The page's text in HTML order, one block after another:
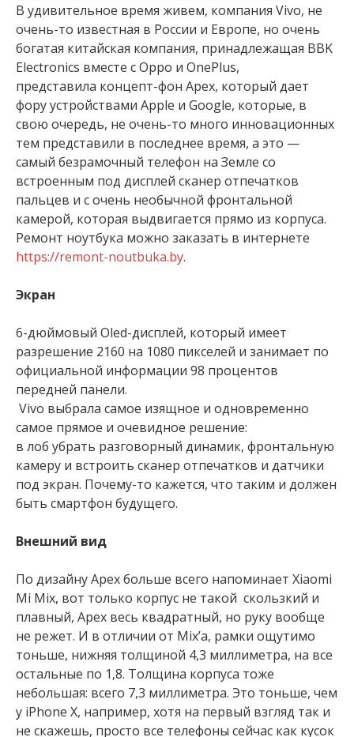
В удивительное время живем, компания Vivo, не
очень-то известная в России и Европе, но очень
богатая китайская компания, принадлежащая BBK
Electronics вместе с Oppo и OnePlus,
представила концепт-фон Apex, который дает
фору устройствами Apple и Google, которые, в
свою очередь, не очень-то много инновационных
тем представили в последнее время, а это —
самый безрамочный телефон на Земле со
встроенным под дисплей сканер отпечатков
пальцев и с очень необычной фронтальной
камерой, которая выдвигается прямо из корпуса.
Ремонт ноутбука можно заказать в интернете
https://remont-noutbuka.by.
Экран
6-дюймовый Oled-дисплей, который имеет
разрешение 2160 на 1080 пикселей и занимает по
официальной информации 98 процентов
передней панели.
Vivo выбрала самое изящное и одновременно
самое прямое и очевидное решение:
в лоб убрать разговорный динамик, фронтальную
камеру и встроить сканер отпечатков и датчики
под экран. Почему-то кажется, что таким и должен
быть смартфон будущего.
Внешний вид
По дизайну Apex больше всего напоминает Xiaomi
Mi Mix, вот только корпус не такой скользкий и
плавный, Apex весь квадратный, но руку вообще
не режет. И в отличии от Mix’а, рамки ощутимо
тоньше, нижняя толщиной 4,3 миллиметра, на все
остальные по 1,8. Толщина корпуса тоже
небольшая: всего 7,3 миллиметра. Это тоньше, чем
у iPhone X, например, хотя на первый взгляд так и
не скажешь, просто все телефоны сейчас как кусок